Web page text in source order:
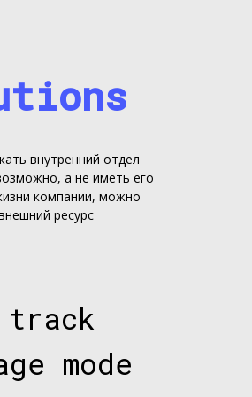
внутренний отдел
а не иметь его
компании, можно
ресурс
track
mode